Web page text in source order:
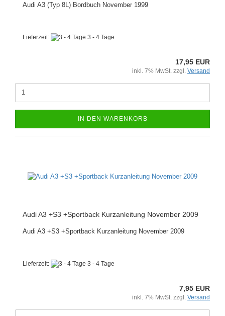
Audi A3 (Typ 8L) Bordbuch November 1999
Lieferzeit: 3 - 4 Tage
17,95 EUR
inkl. 7% MwSt. zzgl. Versand
IN DEN WARENKORB
Audi A3 +S3 +Sportback Kurzanleitung November 2009
Audi A3 +S3 +Sportback Kurzanleitung November 2009
Lieferzeit: 3 - 4 Tage
7,95 EUR
inkl. 7% MwSt. zzgl. Versand